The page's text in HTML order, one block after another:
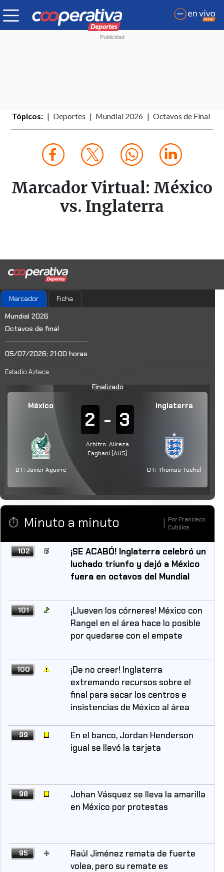
Tópicos: Deportes Mundial 2026 Octavos de Final
Marcador Virtual: México
vs. Inglaterra
Marcador Ficha
Mundial 2026
Octavos de final
05/07/2026; 21:00 horas
Estadio Azteca
México
DT: Javier Aguirre
Finalizado
2 - 3
Arbitro: Alireza
Faghani (AUS)
Inglaterra
DT: Thomas Tuchel
⏱️ Minuto a minuto Por Francisco
Cubillos
102
¡SE ACABÓ! Inglaterra celebró un
luchado triunfo y dejó a México
fuera en octavos del Mundial
101
¡Llueven los córneres! México con
Rangel en el área hace lo posible
por quedarse con el empate
100
¡De no creer! Inglaterra
extremando recursos sobre el
final para sacar los centros e
insistencias de México al área
99
En el banco, Jordan Henderson
igual se llevó la tarjeta
98
Johan Vásquez se lleva la amarilla
en México por protestas
95
Raúl Jiménez remata de fuerte
volea, pero su remate es